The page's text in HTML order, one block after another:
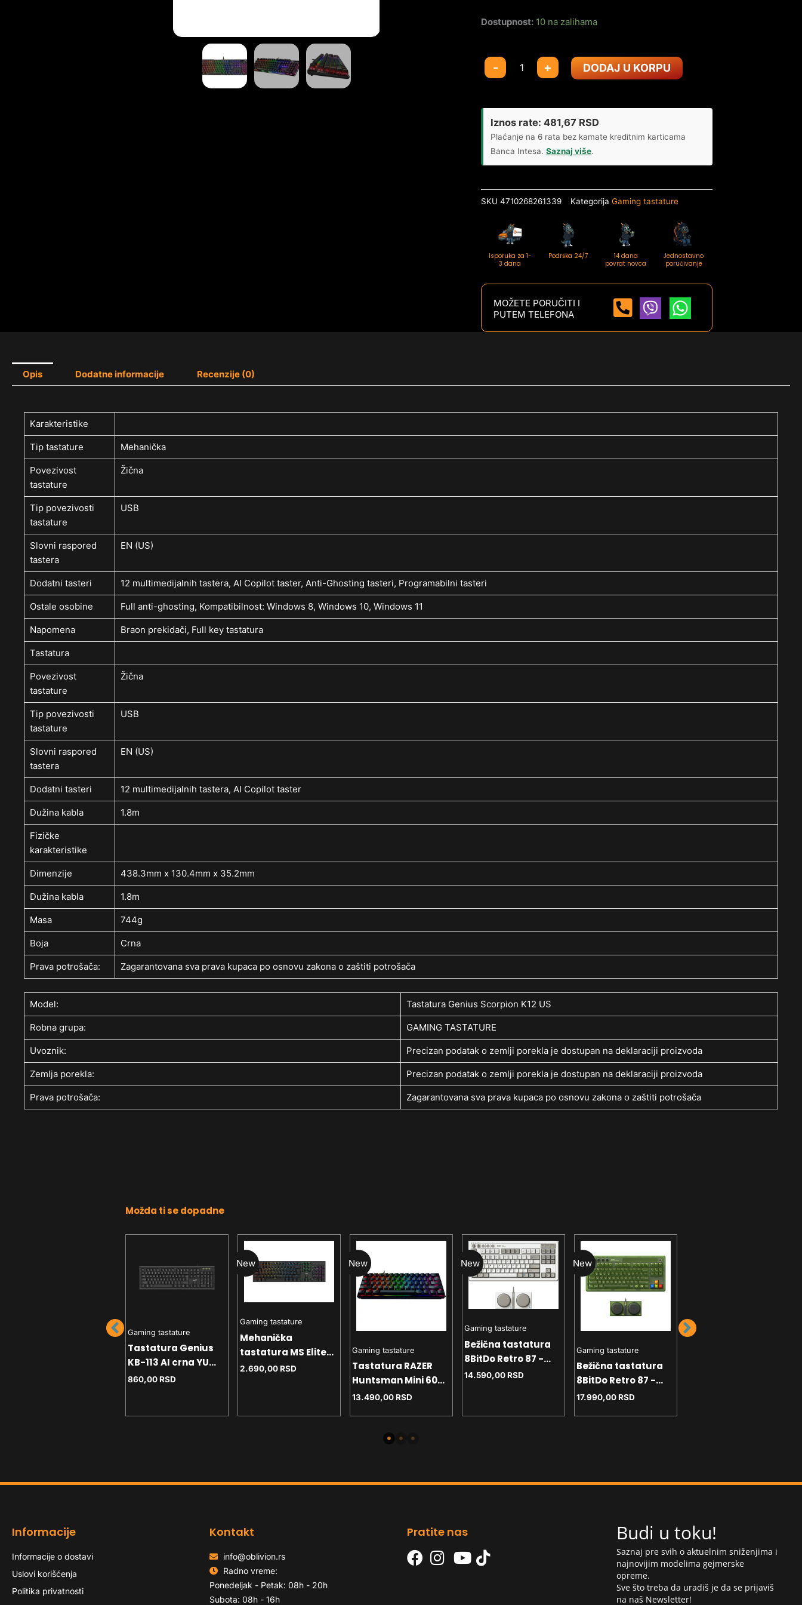
Dostupnost: 10 na zalihama
-
Tastatura
Genius
K12
US
količina
+ DODAJ U KORPU
Iznos rate:481,67 RSD
Plaćanje na 6 rata bez kamate kreditnim karticama
Banca Intesa.Saznaj više.
SKU4710268261339 Kategorija Gaming tastature
Isporuka za 1-
3 dana
Podrška 24/7
14 dana
povrat novca
Jednostavno
poručivanje
MOŽETE PORUČITI I
PUTEM TELEFONA
Opis Dodatne informacije Recenzije (0)
Karakteristike
Tip tastature Mehanička
Povezivost
tastature
Žična
Tip povezivosti
tastature
USB
Slovni raspored
tastera
EN (US)
Dodatni tasteri 12 multimedijalnih tastera, AI Copilot taster, Anti-Ghosting tasteri, Programabilni tasteri
Ostale osobine Full anti-ghosting, Kompatibilnost: Windows 8, Windows 10, Windows 11
Napomena Braon prekidači, Full key tastatura
Tastatura
Povezivost
tastature
Žična
Tip povezivosti
tastature
USB
Slovni raspored
tastera
EN (US)
Dodatni tasteri 12 multimedijalnih tastera, AI Copilot taster
Dužina kabla 1.8m
Fizičke
karakteristike
Dimenzije 438.3mm x 130.4mm x 35.2mm
Dužina kabla 1.8m
Masa 744g
Boja Crna
Prava potrošača: Zagarantovana sva prava kupaca po osnovu zakona o zaštiti potrošača
Model: Tastatura Genius Scorpion K12 US
Robna grupa: GAMING TASTATURE
Uvoznik: Precizan podatak o zemlji porekla je dostupan na deklaraciji proizvoda
Zemlja porekla: Precizan podatak o zemlji porekla je dostupan na deklaraciji proizvoda
Prava potrošača: Zagarantovana sva prava kupaca po osnovu zakona o zaštiti potrošača
Možda ti se dopadne
Gaming tastature
Tastatura Genius
KB-113 AI crna YU
USB
860,00RSD
New
Gaming tastature
Mehanička
tastatura MS Elite
K-701C Full Layout -
2.690,00RSD
New
Gaming tastature
Tastatura RAZER
Huntsman Mini 60%
Opto-Gaming
03390200-R3M1
13.490,00RSD
New
Gaming tastature
Bežična tastatura
8BitDo Retro 87 -
mehanička - white +
14.590,00RSD
New
Gaming tastature
Bežična tastatura
8BitDo Retro 87 -
mehanička - RGB -
17.990,00RSD
Gaming tastature
Bežična tastatura
Informacije
Informacije o dostavi
Uslovi korišćenja
Politika privatnosti
Kontakt
info@oblivion.rs
Radno vreme:
Ponedeljak - Petak: 08h - 20h
Subota: 08h - 16h
Pratite nas Budi u toku!
Saznaj pre svih o aktuelnim sniženjima i
najnovijim modelima gejmerske
opreme.
Sve što treba da uradiš je da se prijaviš
na naš Newsletter!